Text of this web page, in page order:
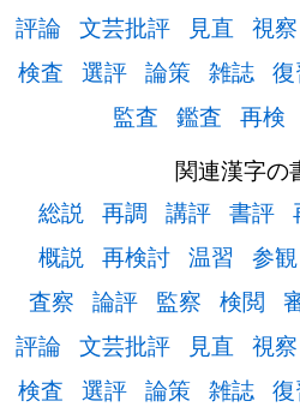
評論
文芸批評 見直 視察
検査
選評 論策 雑誌 復
監査
鑑査 再検
関連漢字の
総説
再調 講評 書評
概説
再検討 温習 参観
査察
論評 監察 検閲
評論
文芸批評 見直 視察
検査
選評 論策 雑誌 復